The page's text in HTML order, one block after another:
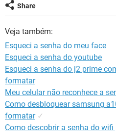
GUIA DE COMPRAS
Share
Veja também:
Esqueci a senha do meu face
Esqueci a senha do youtube
Esqueci a senha do j2 prime
formatar
Meu celular não reconhece a
Como desbloquear samsung
formatar ✓
Como descobrir a senha do wifi